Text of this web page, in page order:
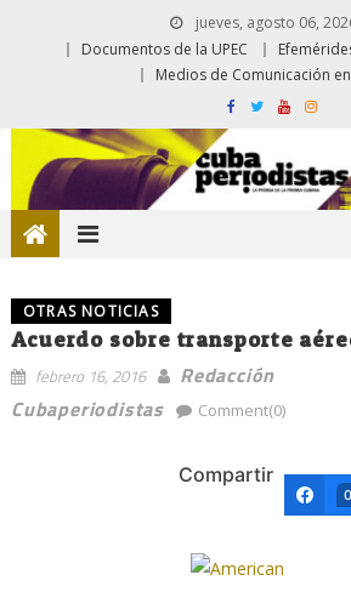
jueves, agosto 06,
Documentos de la UPEC
Medios de Comunicación
OTRAS NOTICIAS
Acuerdo sobre transporte
febrero 16, 2016
Redacción
Cubaperiodistas
Comment(0)
Compartir
0